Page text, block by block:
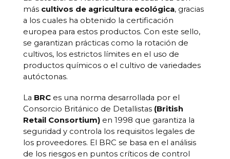
más cultivos de agricultura ecológica, gracias
a los cuales ha obtenido la certificación
europea para estos productos. Con este sello,
se garantizan prácticas como la rotación de
cultivos, los estrictos límites en el uso de
productos químicos o el cultivo de variedades
autóctonas.
La BRC es una norma desarrollada por el
Consorcio Británico de Detallistas (British
Retail Consortium) en 1998 que garantiza la
seguridad y controla los requisitos legales de
los proveedores. El BRC se basa en el análisis
de los riesgos en puntos críticos de control